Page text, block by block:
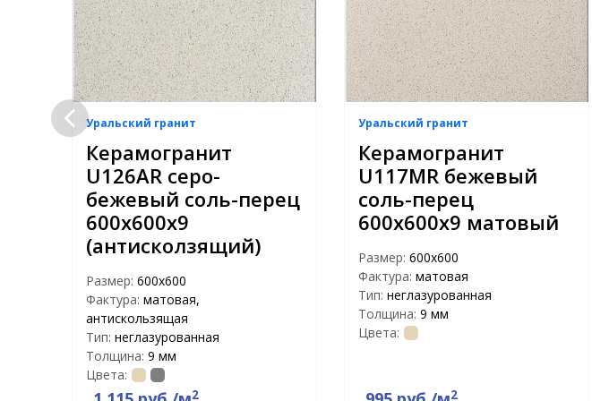
Уральский гранит
Керамогранит
U126AR серо-
бежевый соль-перец
600x600x9
(антисколзящий)
Размер: 600х600
Фактура: матовая,
антискользящая
Тип: неглазурованная
Толщина: 9 мм
Цвета:
2
Уральский гранит
Керамогранит
U117MR бежевый
соль-перец
600х600х9 матовый
Размер: 600х600
Фактура: матовая
Тип: неглазурованная
Толщина: 9 мм
Цвета:
2